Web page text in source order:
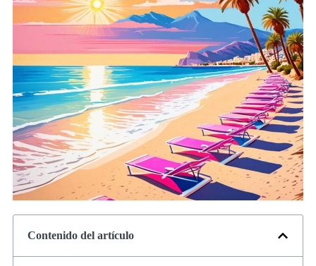
Contenido del artículo